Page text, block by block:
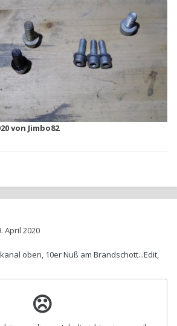
von Jimbo82
April 2020
oben, 10er Nuß am Brandschott...Edit,